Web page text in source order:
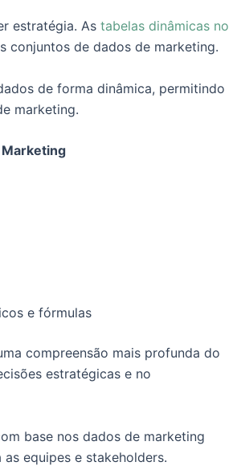
estratégia. As tabelas dinâmicas no
conjuntos de dados de marketing.
de forma dinâmica, permitindo
marketing.
Marketing
e fórmulas
compreensão mais profunda do
estratégicas e no
base nos dados de marketing
equipes e stakeholders.